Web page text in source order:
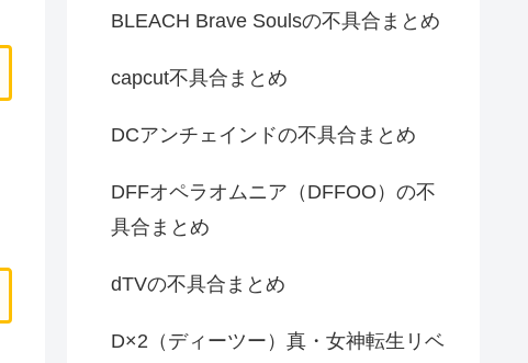
BLEACH Brave Soulsの不具合まとめ
capcut不具合まとめ
DCアンチェインドの不具合まとめ
DFFオペラオムニア（DFFOO）の不
具合まとめ
dTVの不具合まとめ
D×2（ディーツー）真・女神転生リベ